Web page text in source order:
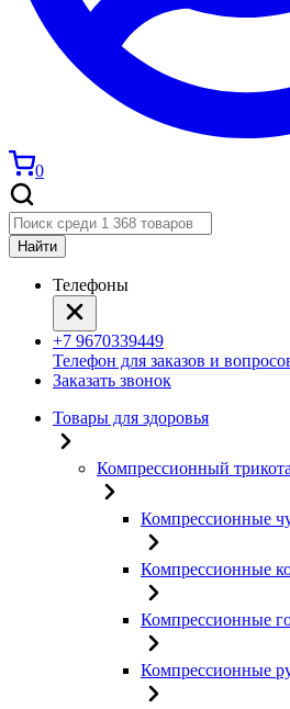
0
Найти
Телефоны
+7 9670339449
Телефон для заказов и
Заказать звонок
Товары для здоровья
Компрессионный
Компрессионные
Компрессионные
Компрессионные
Компрессионные